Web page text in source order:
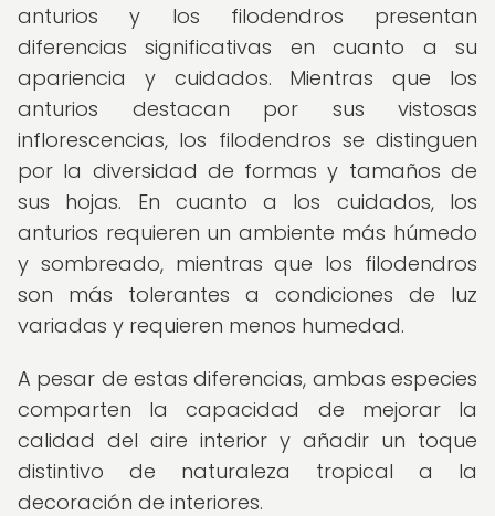
anturios y los filodendros presentan
diferencias significativas en cuanto a su
apariencia y cuidados. Mientras que los
anturios destacan por sus vistosas
inflorescencias, los filodendros se distinguen
por la diversidad de formas y tamaños de
sus hojas. En cuanto a los cuidados, los
anturios requieren un ambiente más húmedo
y sombreado, mientras que los filodendros
son más tolerantes a condiciones de luz
variadas y requieren menos humedad.
A pesar de estas diferencias, ambas especies
comparten la capacidad de mejorar la
calidad del aire interior y añadir un toque
distintivo de naturaleza tropical a la
decoración de interiores.